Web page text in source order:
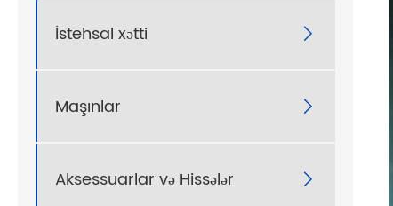
İstehsal xətti 
Maşınlar 
Aksessuarlar və Hissələr 